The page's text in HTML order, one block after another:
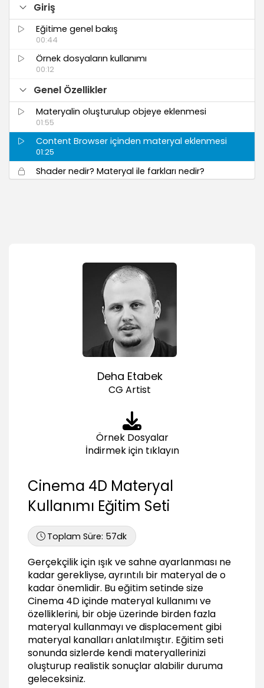
Giriş
Eğitime genel bakış
00:44
Örnek dosyaların kullanımı
00:12
Genel Özellikler
Materyalin oluşturulup objeye eklenmesi
01:55
Content Browser içinden materyal eklenmesi
01:25
Shader nedir? Materyal ile farkları nedir?
01:47
Animasyonlu Materyaller
Fog
02:12
02:22
02:37
Alpha
02:49
Specular
02:06
Glow
01:46
Displacement
04:15
Deha Etabek
CG Artist
Örnek Dosyalar
İndirmek için tıklayın
Cinema 4D Materyal
Kullanımı Eğitim Seti
Toplam Süre: 57dk
Gerçekçilik için ışık ve sahne ayarlanması ne
kadar gerekliyse, ayrıntılı bir materyal de o
kadar önemlidir. Bu eğitim setinde size
Cinema 4D içinde materyal kullanımı ve
özelliklerini, bir obje üzerinde birden fazla
materyal kullanmayı ve displacement gibi
materyal kanalları anlatılmıştır. Eğitim seti
sonunda sizlerde kendi materyallerinizi
oluşturup realistik sonuçlar alabilir duruma
geleceksiniz.